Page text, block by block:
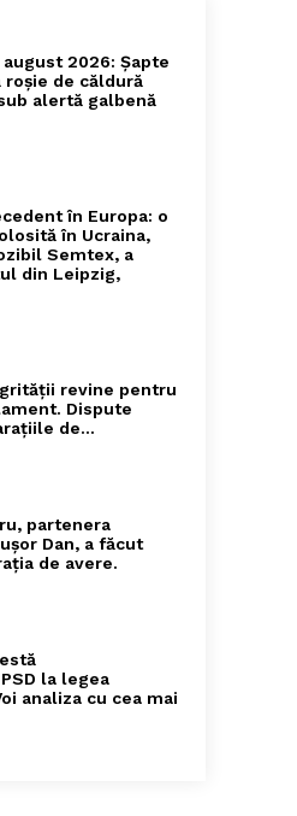
2026: Șapte
de căldură
alertă galbenă
în Europa: o
în Ucraina,
Semtex, a
din Leipzig,
revine pentru
Dispute
de…
partenera
Dan, a făcut
de avere.
la legea
analiza cu cea mai